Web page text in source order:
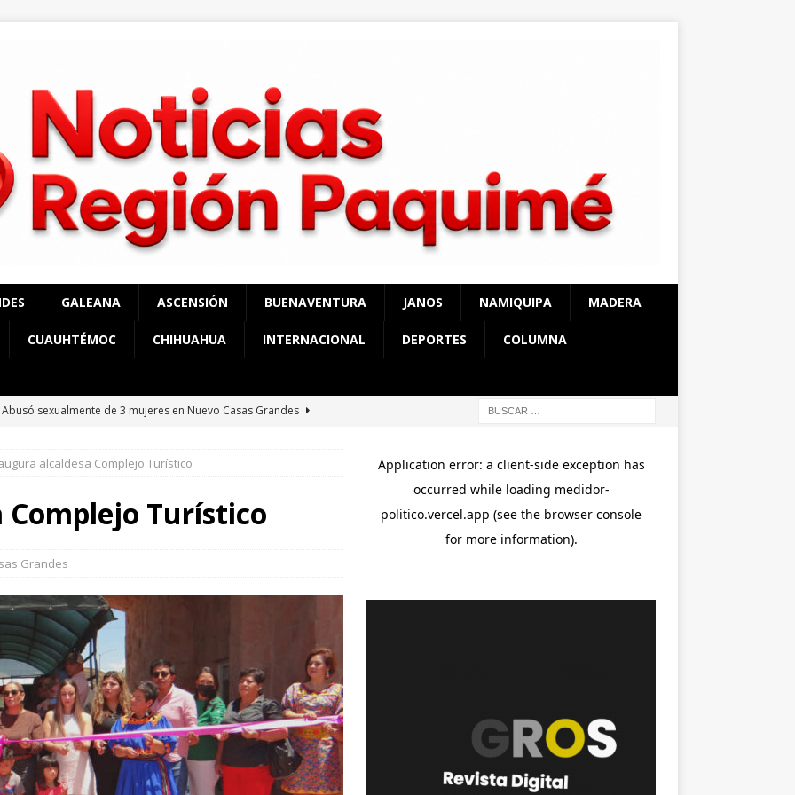
GALEANA ASCENSIÓN BUENAVENTURA JANOS NAMIQUIPA MADERA
CUAUHTÉMOC CHIHUAHUA INTERNACIONAL DEPORTES COLUMNA
Abusó sexualmente de 3 mujeres en Nuevo Casas Grandes
Ofrece Nuevo Casas Grandes apoyo psicológico gratuito
Mantiene Fiscalía búsqueda de desaparecidos en El Willy
CASAS GRANDES
Invirtió Edith Escárcega casi 300 mil pesos en equipar alumnos de
NUEVO CASAS GRANDES
alcaldesa Complejo Turístico
Turístico
Grandes